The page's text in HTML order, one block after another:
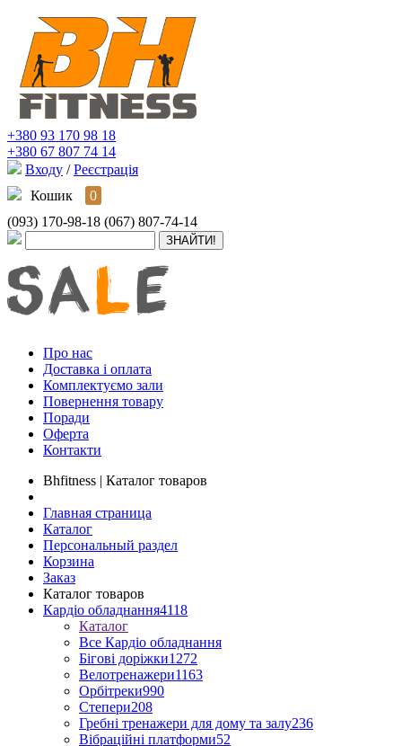
+380 93 170 98 18
+380 67 807 74 14
Входу / Реєстрація
Кошик
0
(093) 170-98-18 (067) 807-74-14
Про нас
Доставка і оплата
Комплектуємо зали
Повернення товару
Поради
Оферта
Контакти
Bhfitness | Каталог товаров
Главная страница
Каталог
Персональный раздел
Корзина
Заказ
Каталог товаров
Кардіо обладнання4118
Каталог
Все Кардіо обладнання
Бігові доріжки1272
Велотренажери1163
Орбітреки990
Степери208
Гребні тренажери для дому та залу236
Вібраційні платформи52